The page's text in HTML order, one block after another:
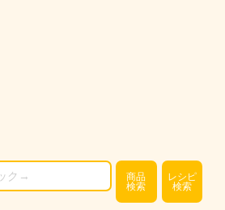
商品
検索
レシピ
検索